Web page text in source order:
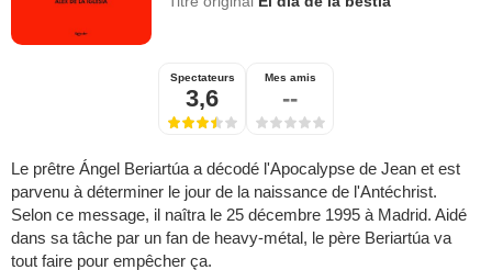
Spectateurs
3,6
Mes amis
--
Le prêtre Ángel Beriartúa a décodé l'Apocalypse de Jean et est
parvenu à déterminer le jour de la naissance de l'Antéchrist.
Selon ce message, il naîtra le 25 décembre 1995 à Madrid. Aidé
dans sa tâche par un fan de heavy-métal, le père Beriartúa va
tout faire pour empêcher ça.